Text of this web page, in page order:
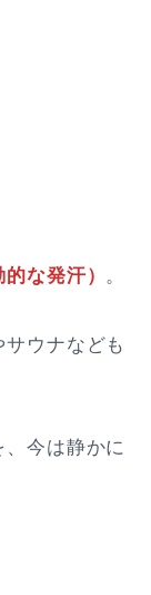
な発汗） 。
ウナなども
今は静かに